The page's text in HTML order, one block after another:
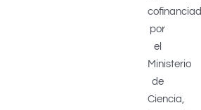
por
el
Ministerio
de
Ciencia,